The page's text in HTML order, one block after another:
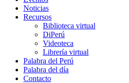
Noticias
Recursos
Biblioteca virtual
DiPerú
Videoteca
Librería virtual
Palabra del Perú
Palabra del día
Contacto